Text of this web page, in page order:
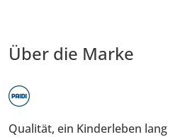
Über die Marke
Qualität, ein Kinderleben lang